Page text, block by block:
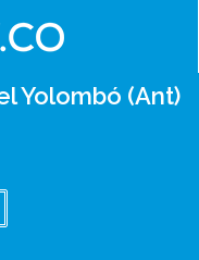
Yolombó (Ant)